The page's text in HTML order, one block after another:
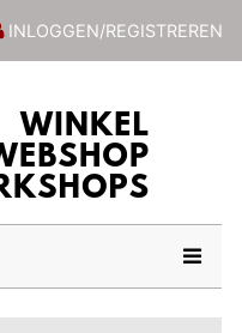
INLOGGEN/REGISTREREN